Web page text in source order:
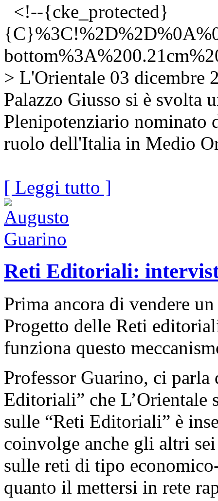
<!--{cke_protected}
> L'Orientale 03 dicembre
Palazzo Giusso si è svolta
Plenipotenziario nominato
ruolo dell'Italia in Medio
[ Leggi tutto ]
Reti Editoriali:
Prima ancora di vendere
Progetto delle Reti
funziona questo
Professor Guarino, ci
Editoriali” che L’Orientale
sulle “Reti Editoriali” è
coinvolge anche gli altri
sulle reti di tipo
quanto il mettersi in rete